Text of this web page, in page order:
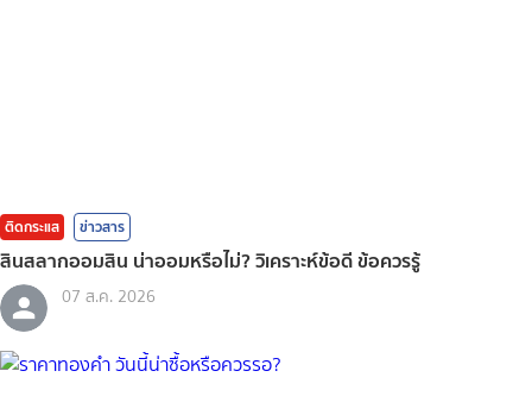
ติดกระแส ข่าวสาร
สินสลากออมสิน น่าออมหรือไม่? วิเคราะห์ข้อดี ข้อควรรู้
07 ส.ค. 2026